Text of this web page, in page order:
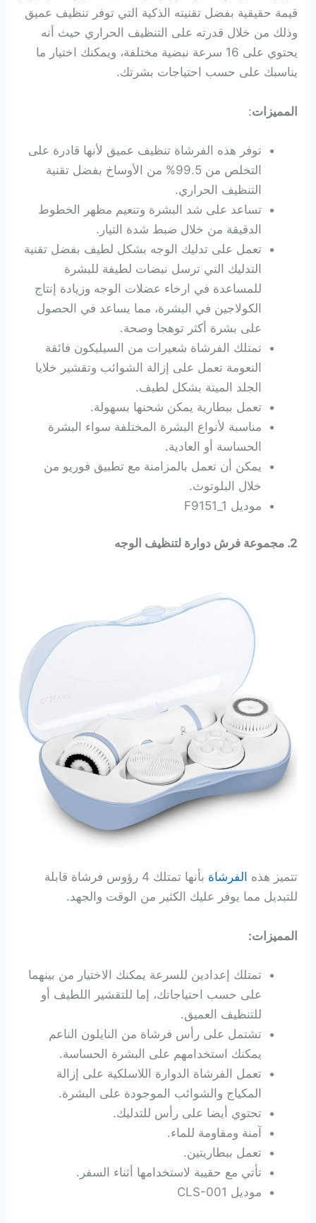
قيمة حقيقية بفضل تقنيته الذكية التي توفر تنظيف عميق
وذلك من خلال قدرته على التنظيف الحراري حيث أنه
يحتوي على 16 سرعة نبضية مختلفة، ويمكنك اختيار ما
يناسبك على حسب احتياجات بشرتك.
المميزات:
توفر هذه الفرشاة تنظيف عميق لأنها قادرة على
التخلص من 99.5% من الأوساخ بفضل تقنية
التنظيف الحراري.
تساعد على شد البشرة وتنعيم مظهر الخطوط
الدقيقة من خلال ضبط شدة التيار.
تعمل على تدليك الوجه بشكل لطيف بفضل تقنية
التدليك التي ترسل نبضات لطيفة للبشرة
للمساعدة في ارخاء عضلات الوجه وزيادة إنتاج
الكولاجين في البشرة، مما يساعد في الحصول
على بشرة أكثر توهجا وصحة.
تمتلك الفرشاة شعيرات من السيليكون فائقة
النعومة تعمل على إزالة الشوائب وتقشير خلايا
الجلد الميتة بشكل لطيف.
تعمل ببطارية يمكن شحنها بسهولة.
مناسبة لأنواع البشرة المختلفة سواء البشرة
الحساسة أو العادية.
يمكن أن تعمل بالمزامنة مع تطبيق فوريو من
خلال البلوتوث.
موديل ‎F9151_1
2. مجموعة فرش دوارة لتنظيف الوجه
تتميز هذه الفرشاة
بأنها تمتلك 4 رؤوس فرشاة قابلة
للتبديل مما يوفر عليك الكثير من الوقت والجهد.
المميزات:
تمتلك إعدادين للسرعة يمكنك الاختيار من بينهما
على حسب احتياجاتك، إما للتقشير اللطيف أو
للتنظيف العميق.
تشتمل على رأس فرشاة من النايلون الناعم
يمكنك استخدامهم على البشرة الحساسة.
تعمل الفرشاة الدوارة اللاسلكية على إزالة
المكياج والشوائب الموجودة على البشرة.
تحتوي أيضا على رأس للتدليك.
آمنة ومقاومة للماء.
تعمل ببطاريتين.
تأتي مع حقيبة لاستخدامها أثناء السفر.
موديل ‎CLS-001